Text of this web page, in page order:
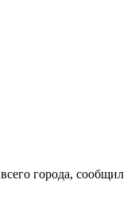
города, сообщил